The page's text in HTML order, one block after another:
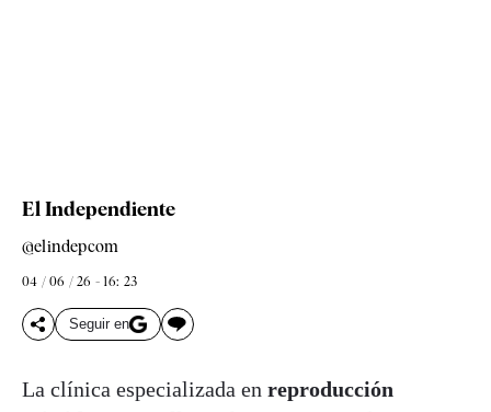
El Independiente
@elindepcom
04 / 06 / 26 - 16: 23
Seguir en
La clínica especializada en reproducción